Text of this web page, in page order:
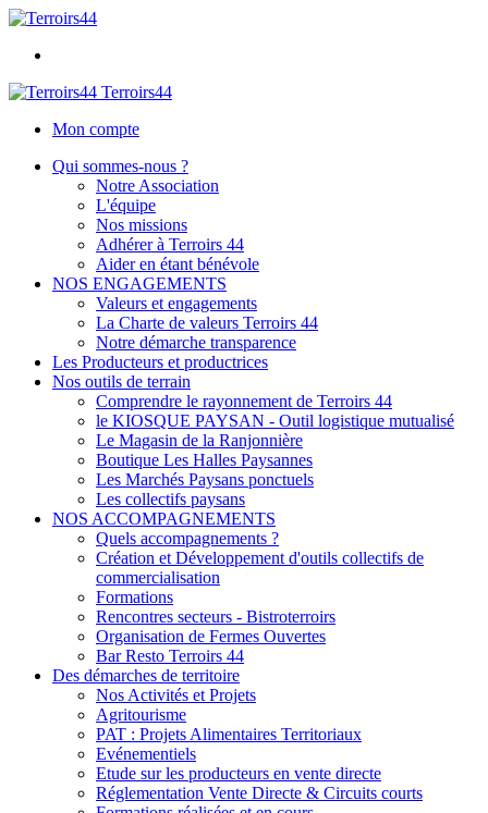
Terroirs44
Mon compte
Qui sommes-nous ?
Notre Association
L'équipe
Nos missions
Adhérer à Terroirs 44
Aider en étant bénévole
NOS ENGAGEMENTS
Valeurs et engagements
La Charte de valeurs Terroirs 44
Notre démarche transparence
Les Producteurs et productrices
Nos outils de terrain
Comprendre le rayonnement de Terroirs 44
le KIOSQUE PAYSAN - Outil logistique mutualisé
Le Magasin de la Ranjonnière
Boutique Les Halles Paysannes
Les Marchés Paysans ponctuels
Les collectifs paysans
NOS ACCOMPAGNEMENTS
Quels accompagnements ?
Création et Développement d'outils collectifs de
commercialisation
Formations
Rencontres secteurs - Bistroterroirs
Organisation de Fermes Ouvertes
Bar Resto Terroirs 44
Des démarches de territoire
Nos Activités et Projets
Agritourisme
PAT : Projets Alimentaires Territoriaux
Evénementiels
Etude sur les producteurs en vente directe
Réglementation Vente Directe & Circuits courts